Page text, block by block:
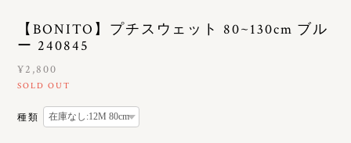
【BONITO】プチスウェット 80~130cm ブル
ー 240845
¥2,800
SOLD OUT
種類